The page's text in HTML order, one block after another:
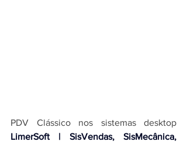
PDV Clássico nos
LimerSoft | SisVendas, SisMecânica,